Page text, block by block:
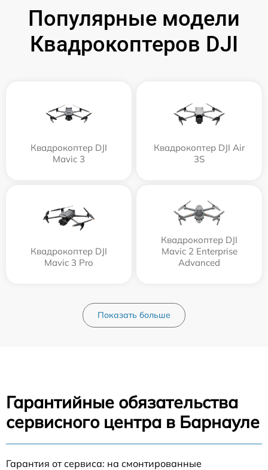
Популярные модели
Квадрокоптеров DJI
Квадрокоптер DJI
Mavic 3
Квадрокоптер DJI Air
3S
Квадрокоптер DJI
Mavic 3 Pro
Квадрокоптер DJI
Mavic 2 Enterprise
Advanced
Показать больше
Гарантийные обязательства
сервисного центра в Барнауле
Гарантия от сервиса: на смонтированные